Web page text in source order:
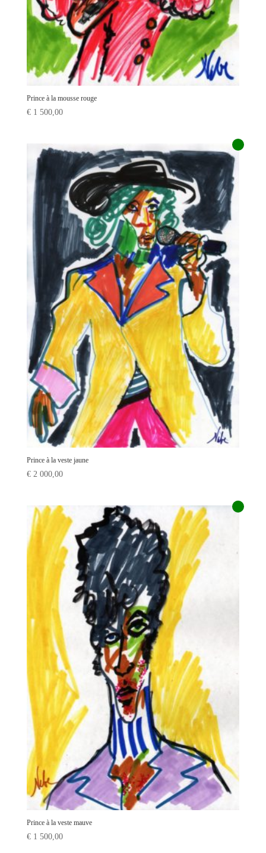
Prince à la mousse rouge
€1 500,00
Prince à la veste jaune
€2 000,00
Prince à la veste mauve
€1 500,00